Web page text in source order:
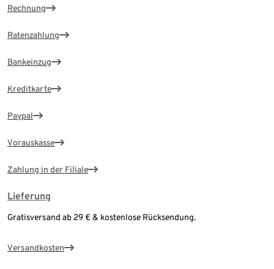
Rechnung
Ratenzahlung
Bankeinzug
Kreditkarte
Paypal
Vorauskasse
Zahlung in der Filiale
Lieferung
Gratisversand ab 29 € & kostenlose Rücksendung.
Versandkosten